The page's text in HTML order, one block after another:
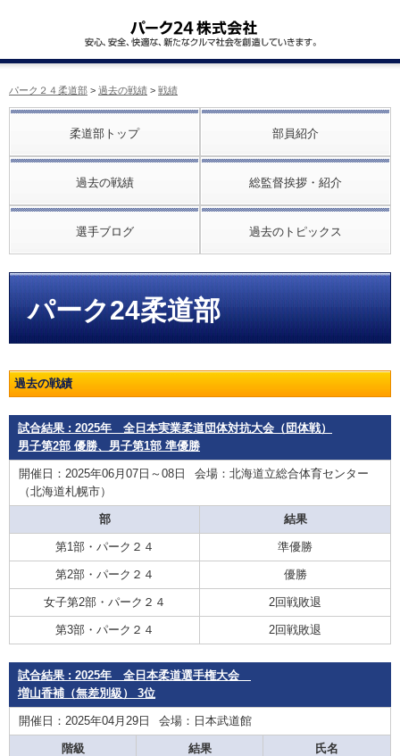
パーク２４柔道部 > 過去の戦績 > 戦績
柔道部トップ 部員紹介
過去の戦績 総監督挨拶・紹介
選手ブログ 過去のトピックス
パーク24柔道部
過去の戦績
試合結果 : 2025年 全日本実業柔道団体対抗大会（団体戦）
男子第2部 優勝、男子第1部 準優勝
開催日：2025年06月07日～08日
会場：北海道立総合体育センター
（北海道札幌市）
部 結果
第1部・パーク２４ 準優勝
第2部・パーク２４ 優勝
女子第2部・パーク２４ 2回戦敗退
第3部・パーク２４ 2回戦敗退
試合結果 : 2025年 全日本柔道選手権大会
増山香補（無差別級） 3位
開催日：2025年04月29日 会場：日本武道館
階級 結果 氏名